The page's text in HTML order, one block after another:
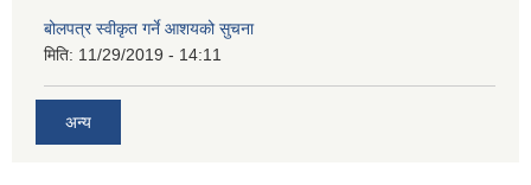
बोलपत्र स्वीकृत गर्ने आशयको सुचना
मिति: 11/29/2019 - 14:11
अन्य